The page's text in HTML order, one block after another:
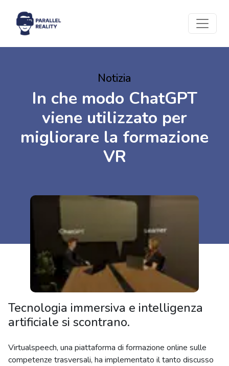
Notizia
In che modo ChatGPT
viene utilizzato per
migliorare la formazione
VR
Tecnologia immersiva e intelligenza
artificiale si scontrano.
Virtualspeech, una piattaforma di formazione online sulle
competenze trasversali, ha implementato il tanto discusso